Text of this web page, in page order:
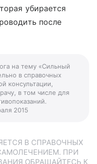
убирается
после
на тему «Сильный
в справочных
консультации,
в том числе для
2015
В СПРАВОЧНЫХ
ПРИ
ОБРАЩАЙТЕСЬ К